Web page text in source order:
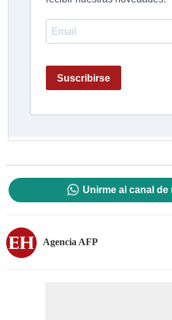
Unirme al canal de
Agencia AFP